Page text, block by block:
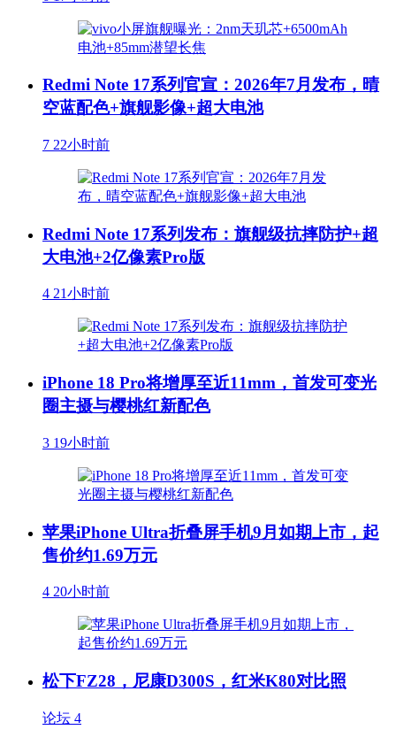
Redmi Note 17系列官宣：2026年7月发布，晴
空蓝配色+旗舰影像+超大电池
7 22小时前
Redmi Note 17系列发布：旗舰级抗摔防护+超
大电池+2亿像素Pro版
4 21小时前
iPhone 18 Pro将增厚至近11mm，首发可变光
圈主摄与樱桃红新配色
3 19小时前
苹果iPhone Ultra折叠屏手机9月如期上市，起
售价约1.69万元
4 20小时前
松下FZ28，尼康D300S，红米K80对比照
论坛 4